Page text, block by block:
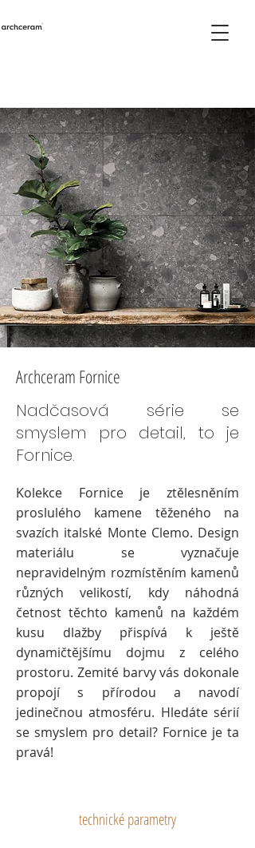
Archceram Fornice
Kolekce Fornice je ztělesněním
proslulého kamene těženého na
svazích italské Monte Clemo. Design
materiálu se vyznačuje
nepravidelným rozmístěním kamenů
různých velikostí, kdy náhodná
četnost těchto kamenů na každém
kusu dlažby přispívá k ještě
dynamičtějšímu dojmu z celého
prostoru. Zemité barvy vás dokonale
propojí s přírodou a navodí
jedinečnou atmosféru. Hledáte sérií
se smyslem pro detail? Fornice je ta
pravá!
Nadčasová série se
smyslem pro detail, to je
Fornice.
technické parametry